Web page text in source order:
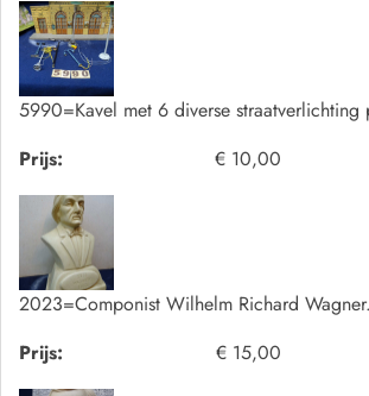
5990=Kavel met 6 diverse straatverlichting
Prijs:
€ 10,00
2023=Componist Wilhelm Richard Wagner.
Prijs:
€ 15,00